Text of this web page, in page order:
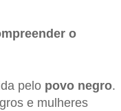
o
pelo povo negro.
e mulheres